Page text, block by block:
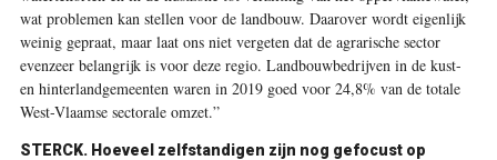
wat problemen kan stellen voor de landbouw. Daarover wordt eigenlijk
weinig gepraat, maar laat ons niet vergeten dat de agrarische sector
evenzeer belangrijk is voor deze regio. Landbouwbedrijven in de kust-
en hinterlandgemeenten waren in 2019 goed voor 24,8% van de totale
West-Vlaamse sectorale omzet.”
STERCK. Hoeveel zelfstandigen zijn nog gefocust op